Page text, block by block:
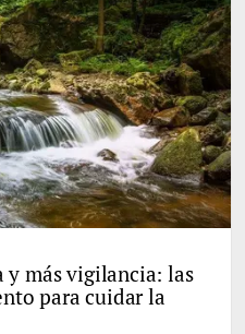
y más vigilancia: las
para cuidar la